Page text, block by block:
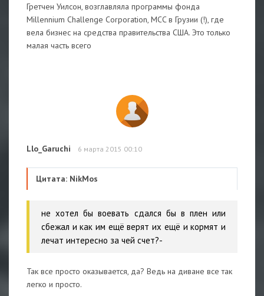
Гретчен Уилсон, возглавляла программы фонда
Millennium Challenge Corporation, MCC в Грузии (!), где
вела бизнес на средства правительства США. Это только
малая часть всего
Llo_Garuchi 6 марта 2015 00:10
Цитата: NikMos
не хотел бы воевать сдался бы в плен или
сбежал и как им ещё верят их ещё и кормят и
лечат интересно за чей счет?-
Так все просто оказывается, да? Ведь на диване все так
легко и просто.